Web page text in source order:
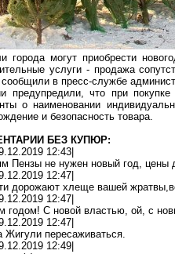
города могут приобрести
услуги - продажа
в пресс-службе
предупредили, что при
о наименовании
и безопасность товара.
БЕЗ КУПЮР:
12:43|
Пензы не нужен новый год, цены
12:47|
дорожают хлеще вашей жратвы,в
12:47|
годом! С новой властью, ой, с
12:47|
Жигули пересаживаться.
12:49|